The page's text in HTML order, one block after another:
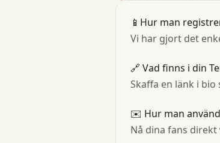
📱Hur man
Vi har gjort det
🔗 Vad finns i din
Skaffa en länk i
✉️ Hur man
Nå dina fans direkt